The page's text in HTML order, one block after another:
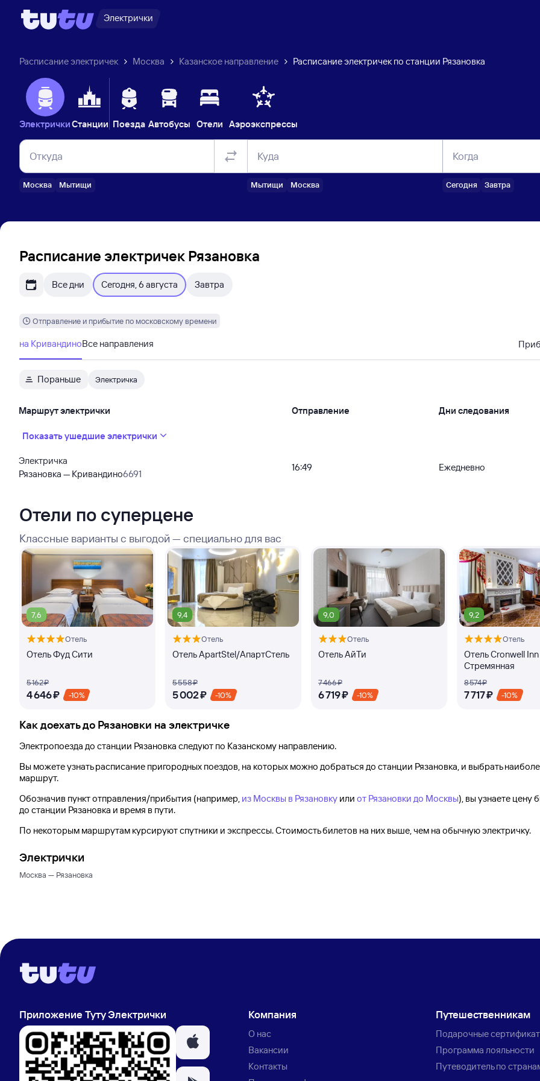
Электрички
Расписание электричек Москва Казанское направление Расписание электричек по станции Рязановка
ЭлектричкиСтанции Поезда Автобусы Отели Аэроэкспрессы
Откуда
Москва Мытищи
Куда
Мытищи Москва
Когда
Сегодня Завтра
Расписание электричек Рязановка
Все дни Сегодня, 6 августа Завтра
Отправление и прибытие по московскому времени
на КривандиноВсе направления
Пораньше Электричка
Маршрут электрички Отправление Дни следования
Показать ушедшие электрички
Электричка
Рязановка — Кривандино6691
16:49 Ежедневно
Отели по суперцене
Классные варианты с выгодой — специально для вас
7,6
Отель
Отель Фуд Сити
5 ⁠162 ⁠₽
4 ⁠646 ⁠₽ -10%
9,4
Отель
Отель ApartStel/АпартСтель
5 ⁠558 ⁠₽
5 ⁠002 ⁠₽ -10%
9,0
Отель
Отель АйТи
7 ⁠466 ⁠₽
6 ⁠719 ⁠₽ -10%
9,2
Отель
Отель Cronwell Inn
Стремянная
8 ⁠574 ⁠₽
7 ⁠717 ⁠₽ -10%
Как доехать до Рязановки на электричке
Электропоезда до станции Рязановка следуют по Казанскому направлению.
Вы можете узнать расписание пригородных поездов, на которых можно добраться до станции Рязановка, и выбрать
маршрут.
Обозначив пункт отправления/прибытия (например, из Москвы в Рязановку или от Рязановки до Москвы), вы узнаете цену
до станции Рязановка и время в пути.
По некоторым маршрутам курсируют спутники и экспрессы. Стоимость билетов на них выше, чем на обычную электричку.
Электрички
Москва — Рязановка
Приложение Туту Электрички Компания
О нас
Вакансии
Контакты
Путешественникам
Подарочные
Программа лояльности
Путеводитель по